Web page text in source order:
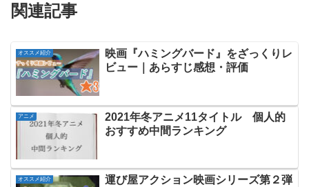
関連記事
オススメ紹介
映画『ハミングバード』をざっくりレ
ビュー｜あらすじ感想・評価
アニメ
2021年冬アニメ11タイトル 個人的
おすすめ中間ランキング
オススメ紹介
運び屋アクション映画シリーズ第２弾